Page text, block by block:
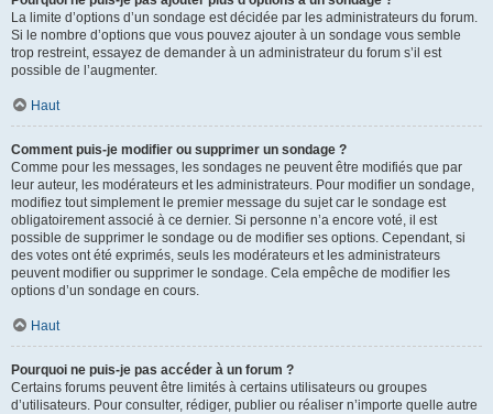
La limite d’options d’un sondage est décidée par les administrateurs du forum.
Si le nombre d’options que vous pouvez ajouter à un sondage vous semble
trop restreint, essayez de demander à un administrateur du forum s’il est
possible de l’augmenter.
Haut
Comment puis-je modifier ou supprimer un sondage ?
Comme pour les messages, les sondages ne peuvent être modifiés que par
leur auteur, les modérateurs et les administrateurs. Pour modifier un sondage,
modifiez tout simplement le premier message du sujet car le sondage est
obligatoirement associé à ce dernier. Si personne n’a encore voté, il est
possible de supprimer le sondage ou de modifier ses options. Cependant, si
des votes ont été exprimés, seuls les modérateurs et les administrateurs
peuvent modifier ou supprimer le sondage. Cela empêche de modifier les
options d’un sondage en cours.
Haut
Pourquoi ne puis-je pas accéder à un forum ?
Certains forums peuvent être limités à certains utilisateurs ou groupes
d’utilisateurs. Pour consulter, rédiger, publier ou réaliser n’importe quelle autre